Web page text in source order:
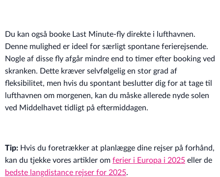
Du kan også booke Last Minute-fly direkte i lufthavnen.
Denne mulighed er ideel for særligt spontane ferierejsende.
Nogle af disse fly afgår mindre end to timer efter booking ved
skranken. Dette kræver selvfølgelig en stor grad af
fleksibilitet, men hvis du spontant beslutter dig for at tage til
lufthavnen om morgenen, kan du måske allerede nyde solen
ved Middelhavet tidligt på eftermiddagen.
Tip: Hvis du foretrækker at planlægge dine rejser på forhånd,
kan du tjekke vores artikler om ferier i Europa i 2025 eller de
bedste langdistance rejser for 2025.